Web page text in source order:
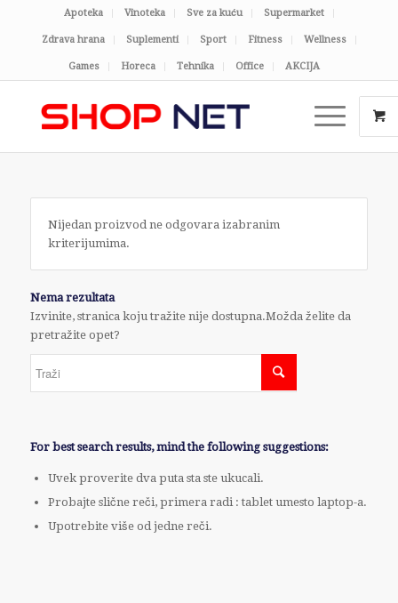
Apoteka Vinoteka Sve za kuću Supermarket
Zdrava hrana Suplementi Sport Fitness Wellness
Games Horeca Tehnika Office AKCIJA
Nijedan proizvod ne odgovara izabranim
kriterijumima.
Nema rezultata
Izvinite, stranica koju tražite nije dostupna.Možda želite da
pretražite opet?
For best search results, mind the following suggestions:
Uvek proverite dva puta sta ste ukucali.
Probajte slične reči, primera radi : tablet umesto laptop-a.
Upotrebite više od jedne reči.